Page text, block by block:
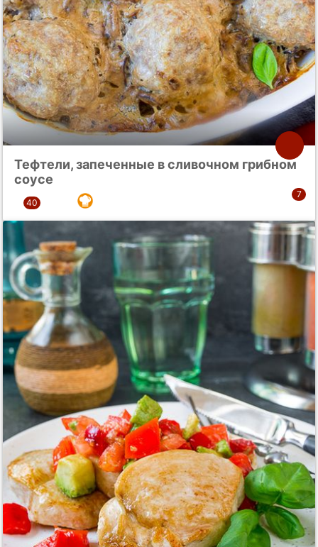
Тефтели, запеченные в сливочном грибном
соусе